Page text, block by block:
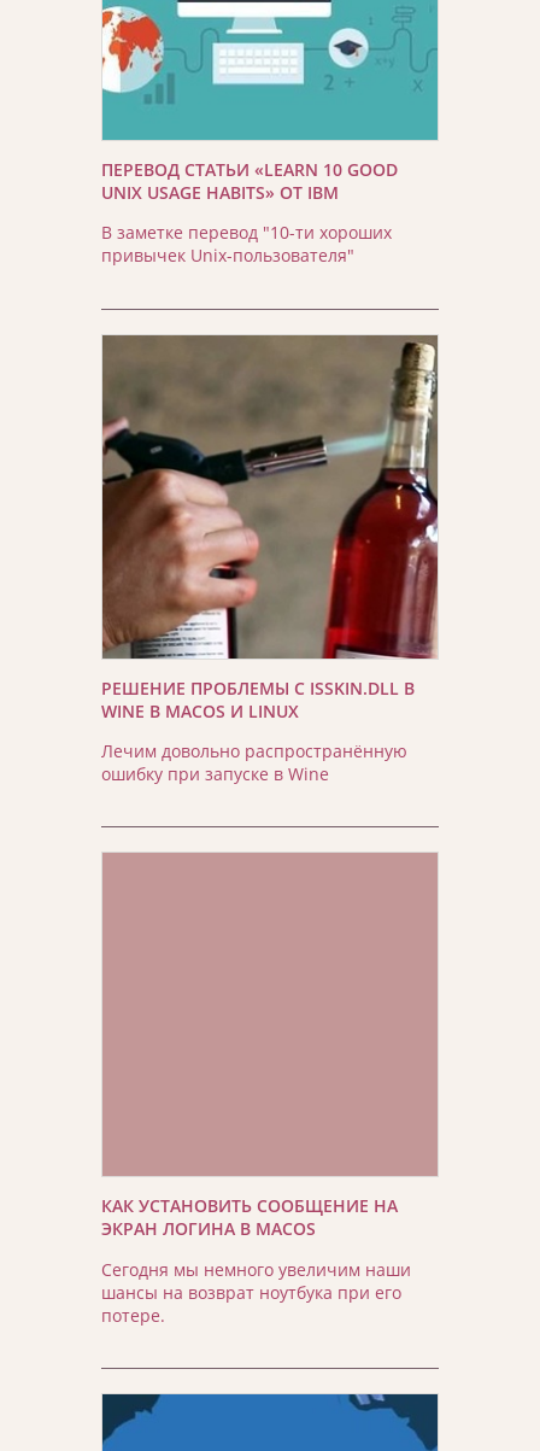
ПЕРЕВОД СТАТЬИ «LEARN 10 GOOD
UNIX USAGE HABITS» ОТ IBM
В заметке перевод "10-ти хороших
привычек Unix-пользователя"
РЕШЕНИЕ ПРОБЛЕМЫ С ISSKIN.DLL В
WINE В MACOS И LINUX
Лечим довольно распространённую
ошибку при запуске в Wine
КАК УСТАНОВИТЬ СООБЩЕНИЕ НА
ЭКРАН ЛОГИНА В MACOS
Сегодня мы немного увеличим наши
шансы на возврат ноутбука при его
потере.